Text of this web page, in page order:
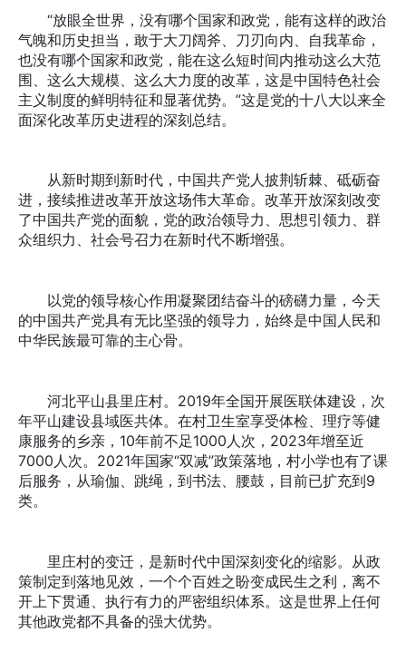
“放眼全世界，没有哪个国家和政党，能有这样的政治
气魄和历史担当，敢于大刀阔斧、刀刃向内、自我革命，
也没有哪个国家和政党，能在这么短时间内推动这么大范
围、这么大规模、这么大力度的改革，这是中国特色社会
主义制度的鲜明特征和显著优势。”这是党的十八大以来全
面深化改革历史进程的深刻总结。
从新时期到新时代，中国共产党人披荆斩棘、砥砺奋
进，接续推进改革开放这场伟大革命。改革开放深刻改变
了中国共产党的面貌，党的政治领导力、思想引领力、群
众组织力、社会号召力在新时代不断增强。
以党的领导核心作用凝聚团结奋斗的磅礴力量，今天
的中国共产党具有无比坚强的领导力，始终是中国人民和
中华民族最可靠的主心骨。
河北平山县里庄村。2019年全国开展医联体建设，次
年平山建设县域医共体。在村卫生室享受体检、理疗等健
康服务的乡亲，10年前不足1000人次，2023年增至近
7000人次。2021年国家“双减”政策落地，村小学也有了课
后服务，从瑜伽、跳绳，到书法、腰鼓，目前已扩充到9
类。
里庄村的变迁，是新时代中国深刻变化的缩影。从政
策制定到落地见效，一个个百姓之盼变成民生之利，离不
开上下贯通、执行有力的严密组织体系。这是世界上任何
其他政党都不具备的强大优势。